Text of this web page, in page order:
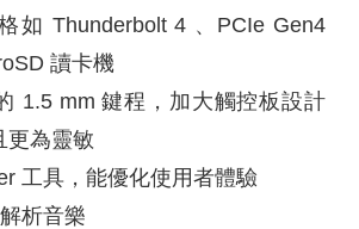
如 Thunderbolt 4 、PCIe Gen4
讀卡機
1.5 mm 鍵程，加大觸控板設計
更為靈敏
工具，能優化使用者體驗
析音樂